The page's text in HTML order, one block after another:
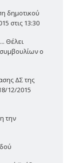
δημοτικού
στις 13:30
Θέλει
ο
ΔΣ της
12/2015
την